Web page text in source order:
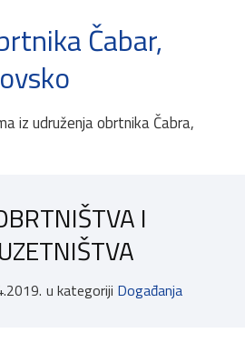
Čabar,
iz udruženja obrtnika Čabra,
I
u kategoriji Događanja